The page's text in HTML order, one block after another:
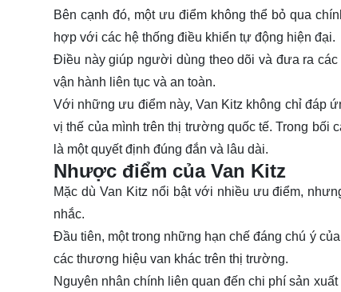
Bên cạnh đó, một ưu điểm không thể bỏ qua
hợp với các hệ thống điều khiển tự động hiện đại.
Điều này giúp người dùng theo dõi và đưa ra
vận hành liên tục và an toàn.
Với những ưu điểm này, Van Kitz không chỉ đáp
vị thế của mình trên thị trường quốc tế. Trong bối
là một quyết định đúng đắn và lâu dài.
Nhược điểm của Van Kitz
Mặc dù Van Kitz nổi bật với nhiều ưu điểm,
nhắc.
Đầu tiên, một trong những hạn chế đáng chú ý
các thương hiệu van khác trên thị trường.
Nguyên nhân chính liên quan đến chi phí sản